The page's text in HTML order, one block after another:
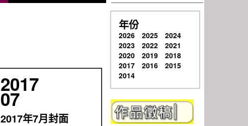
2017
07
2017年7月封面
年份
2026 2025
2024
2023
2022
2021
2020
2019
2018
2017
2016
2015
2014